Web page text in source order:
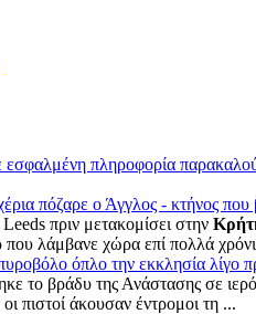
εσφαλμένη πληροφορία
πόζαρε ο Άγγλος - κτήνος που
πριν μετακομίσει στην
λάμβανε χώρα επί πολλά
όπλο την εκκλησία λίγο
το βράδυ της Ανάστασης σε
πιστοί άκουσαν έντρομοι τη ...